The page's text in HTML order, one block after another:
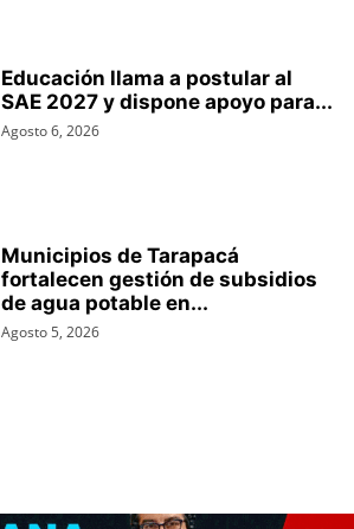
Educación llama a postular al
SAE 2027 y dispone apoyo para...
Agosto 6, 2026
Municipios de Tarapacá
fortalecen gestión de subsidios
de agua potable en...
Agosto 5, 2026